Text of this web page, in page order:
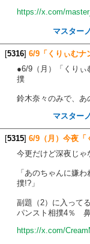
https://x.com/
マスター
[5316] 6/9「くりぃむナ
●6/9（月）「くりぃ
撲
鈴木奈々のみで、あ
マスター
[5315] 6/9（月）今夜「
今更だけど深夜じゃ
「あのちゃんに嫌
撲!?」
副題（2）に入って
パンスト相撲4％
https://x.com/